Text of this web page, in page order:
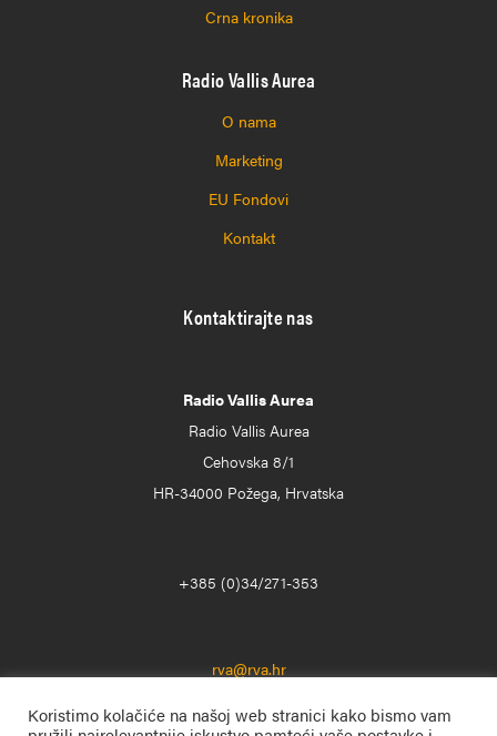
Crna kronika
Radio Vallis Aurea
O nama
Marketing
EU Fondovi
Kontakt
Kontaktirajte nas
Radio Vallis Aurea
Radio Vallis Aurea
Cehovska 8/1
HR-34000 Požega, Hrvatska
+385 (0)34/271-353
rva@rva.hr
Koristimo kolačiće na našoj web stranici kako bismo vam